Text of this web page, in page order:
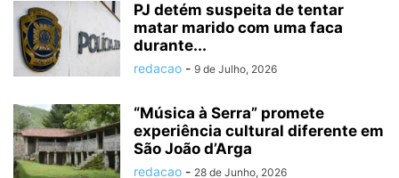
PJ detém suspeita de tentar
matar marido com uma faca
durante...
redacao - 9 de Julho, 2026
“Música à Serra” promete
experiência cultural diferente em
São João d’Arga
redacao - 28 de Junho, 2026